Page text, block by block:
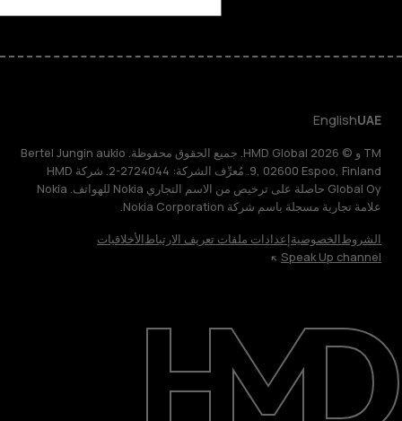
حول
الدعم
UAE
UAE
English
TM و © 2026 HMD Global. جميع الحقوق محفوظة. Bertel Jungin aukio
9, 02600 Espoo, Finland. مُعرِّف الشركة: 2724044-2. شركة HMD
Global Oy حاصلة على ترخيص من الاسم التجاري Nokia للهواتف. Nokia
علامة تجارية مسجلة باسم شركة Nokia Corporation.
الشروطالخصوصيةإعدادات ملفات تعريف الارتباطالأخلاقيات
Speak Up channel